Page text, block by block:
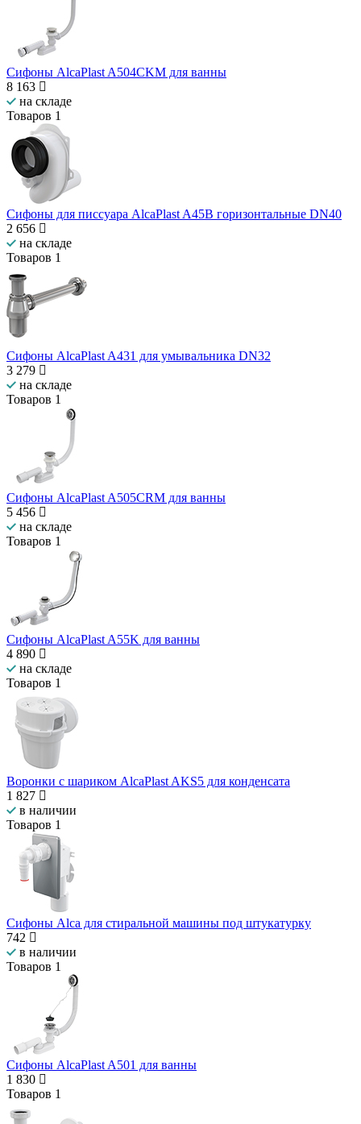
Сифоны AlcaPlast A504CKM для ванны
8 163
на складе
Товаров 1
Сифоны для писсуара AlcaPlast A45B горизонтальные DN40
2 656
на складе
Товаров 1
Сифоны AlcaPlast A431 для умывальника DN32
3 279
на складе
Товаров 1
Сифоны AlcaPlast A505CRM для ванны
5 456
на складе
Товаров 1
Сифоны AlcaPlast A55K для ванны
4 890
на складе
Товаров 1
Воронки с шариком AlcaPlast AKS5 для конденсата
1 827
в наличии
Товаров 1
Сифоны Alca для стиральной машины под штукатурку
742
в наличии
Товаров 1
Сифоны AlcaPlast A501 для ванны
1 830
Товаров 1